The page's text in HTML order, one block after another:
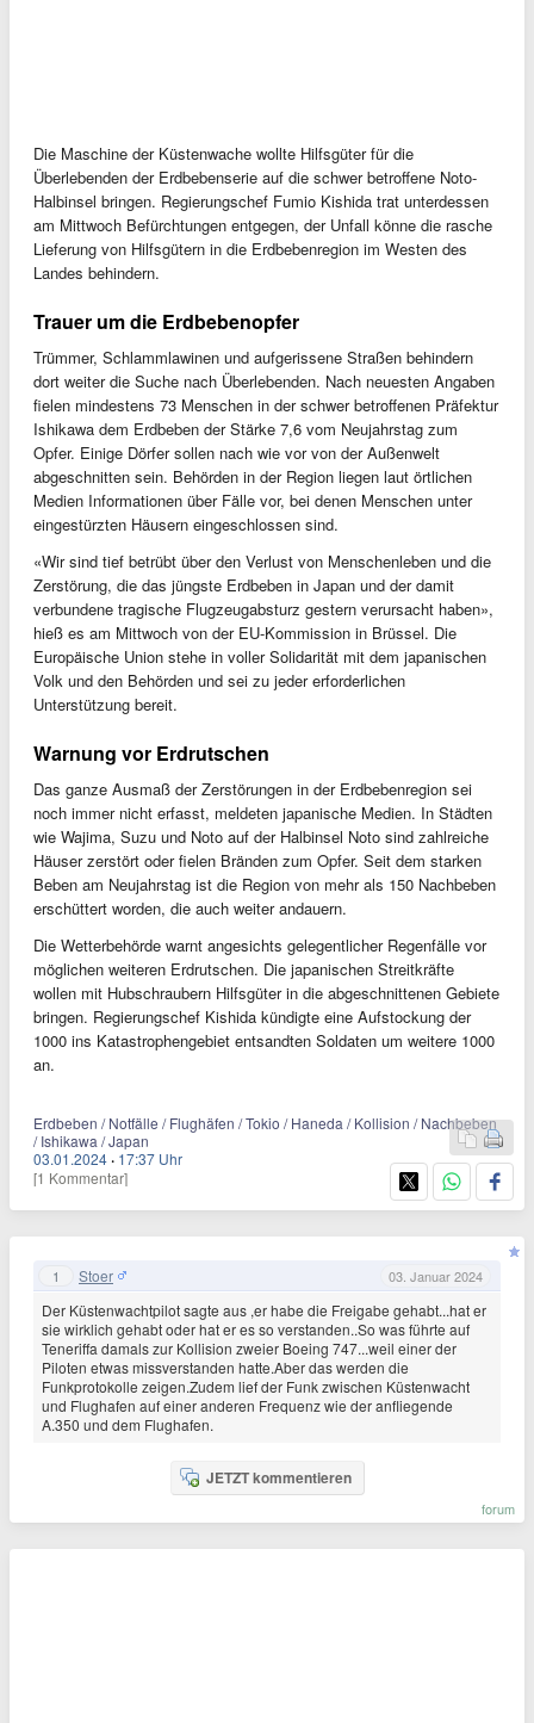
Die Maschine der Küstenwache wollte Hilfsgüter für die
Überlebenden der Erdbebenserie auf die schwer betroffene Noto-
Halbinsel bringen. Regierungschef Fumio Kishida trat unterdessen
am Mittwoch Befürchtungen entgegen, der Unfall könne die rasche
Lieferung von Hilfsgütern in die Erdbebenregion im Westen des
Landes behindern.
Trauer um die Erdbebenopfer
Trümmer, Schlammlawinen und aufgerissene Straßen behindern
dort weiter die Suche nach Überlebenden. Nach neuesten Angaben
fielen mindestens 73 Menschen in der schwer betroffenen Präfektur
Ishikawa dem Erdbeben der Stärke 7,6 vom Neujahrstag zum
Opfer. Einige Dörfer sollen nach wie vor von der Außenwelt
abgeschnitten sein. Behörden in der Region liegen laut örtlichen
Medien Informationen über Fälle vor, bei denen Menschen unter
eingestürzten Häusern eingeschlossen sind.
«Wir sind tief betrübt über den Verlust von Menschenleben und die
Zerstörung, die das jüngste Erdbeben in Japan und der damit
verbundene tragische Flugzeugabsturz gestern verursacht haben»,
hieß es am Mittwoch von der EU-Kommission in Brüssel. Die
Europäische Union stehe in voller Solidarität mit dem japanischen
Volk und den Behörden und sei zu jeder erforderlichen
Unterstützung bereit.
Warnung vor Erdrutschen
Das ganze Ausmaß der Zerstörungen in der Erdbebenregion sei
noch immer nicht erfasst, meldeten japanische Medien. In Städten
wie Wajima, Suzu und Noto auf der Halbinsel Noto sind zahlreiche
Häuser zerstört oder fielen Bränden zum Opfer. Seit dem starken
Beben am Neujahrstag ist die Region von mehr als 150 Nachbeben
erschüttert worden, die auch weiter andauern.
Die Wetterbehörde warnt angesichts gelegentlicher Regenfälle vor
möglichen weiteren Erdrutschen. Die japanischen Streitkräfte
wollen mit Hubschraubern Hilfsgüter in die abgeschnittenen Gebiete
bringen. Regierungschef Kishida kündigte eine Aufstockung der
1000 ins Katastrophengebiet entsandten Soldaten um weitere 1000
an.
Erdbeben / Notfälle / Flughäfen / Tokio / Haneda / Kollision / Nachbeben
/ Ishikawa / Japan
03.01.2024 · 17:37 Uhr
[1 Kommentar]
1 Stoer 03. Januar 2024
Der Küstenwachtpilot sagte aus ,er habe die Freigabe gehabt...hat er
sie wirklich gehabt oder hat er es so verstanden..So was führte auf
Teneriffa damals zur Kollision zweier Boeing 747...weil einer der
Piloten etwas missverstanden hatte.Aber das werden die
Funkprotokolle zeigen.Zudem lief der Funk zwischen Küstenwacht
und Flughafen auf einer anderen Frequenz wie der anfliegende
A.350 und dem Flughafen.
JETZT kommentieren
forum